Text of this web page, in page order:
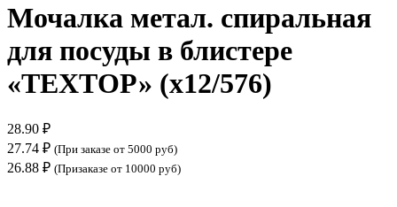
Мочалка метал. спиральная
для посуды в блистере
«ТЕХТОР» (х12/576)
28.90 ₽
27.74 ₽ (При заказе от 5000 руб)
26.88 ₽ (Призаказе от 10000 руб)